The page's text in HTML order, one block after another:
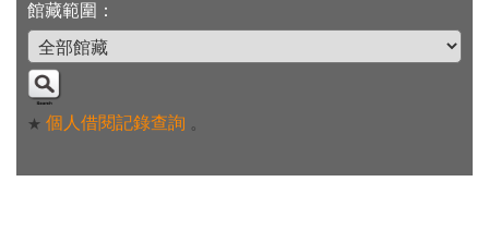
館藏範圍：
★ 個人借閱記錄查詢 。